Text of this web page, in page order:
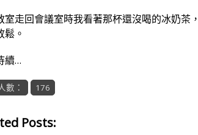
室走回會議室時我看著那杯還沒喝的冰奶茶
鬆。
續…
數： 176
Posts: